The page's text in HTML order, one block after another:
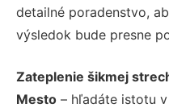
detailné poradenstvo,
výsledok bude presne
Zateplenie šikmej
Mesto – hľadáte istotu